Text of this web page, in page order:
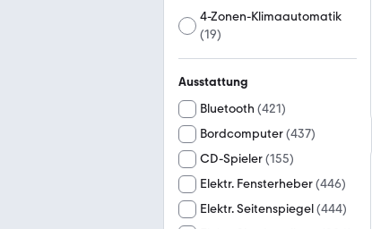
4-Zonen-Klimaautomatik
(19)
Ausstattung
Bluetooth (421)
Bordcomputer(437)
CD-Spieler(155)
Elektr. Fensterheber(446)
Elektr. Seitenspiegel(444)